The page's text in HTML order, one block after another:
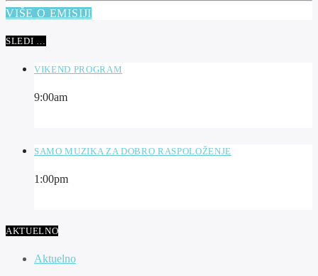
VIŠE O EMISIJI
SLEDI …
VIKEND PROGRAM
9:00am
SAMO MUZIKA ZA DOBRO RASPOLOŽENJE
1:00pm
AKTUELNO
Aktuelno